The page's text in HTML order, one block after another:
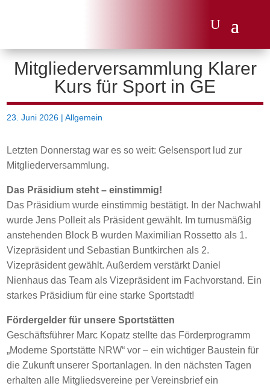
Mitgliederversammlung Klarer
Kurs für Sport in GE
23. Juni 2026 |Allgemein
Letzten Donnerstag war es so weit: Gelsensport lud zur
Mitgliederversammlung.
Das Präsidium steht – einstimmig!
Das Präsidium wurde einstimmig bestätigt. In der Nachwahl
wurde Jens Polleit als Präsident gewählt. Im turnusmäßig
anstehenden Block B wurden Maximilian Rossetto als 1.
Vizepräsident und Sebastian Buntkirchen als 2.
Vizepräsident gewählt. Außerdem verstärkt Daniel
Nienhaus das Team als Vizepräsident im Fachvorstand. Ein
starkes Präsidium für eine starke Sportstadt!
Fördergelder für unsere Sportstätten
Geschäftsführer Marc Kopatz stellte das Förderprogramm
„Moderne Sportstätte NRW“ vor – ein wichtiger Baustein für
die Zukunft unserer Sportanlagen. In den nächsten Tagen
erhalten alle Mitgliedsvereine per Vereinsbrief ein